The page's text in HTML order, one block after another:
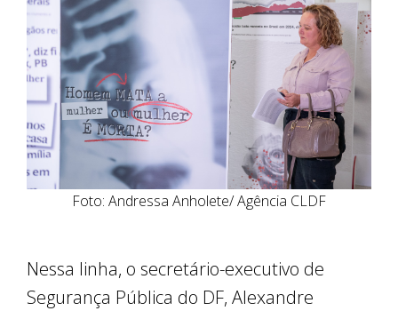
Foto: Andressa Anholete/ Agência CLDF
Nessa linha, o secretário-executivo de
Segurança Pública do DF, Alexandre